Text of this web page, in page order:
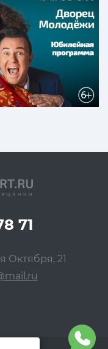
71
Октября, 21